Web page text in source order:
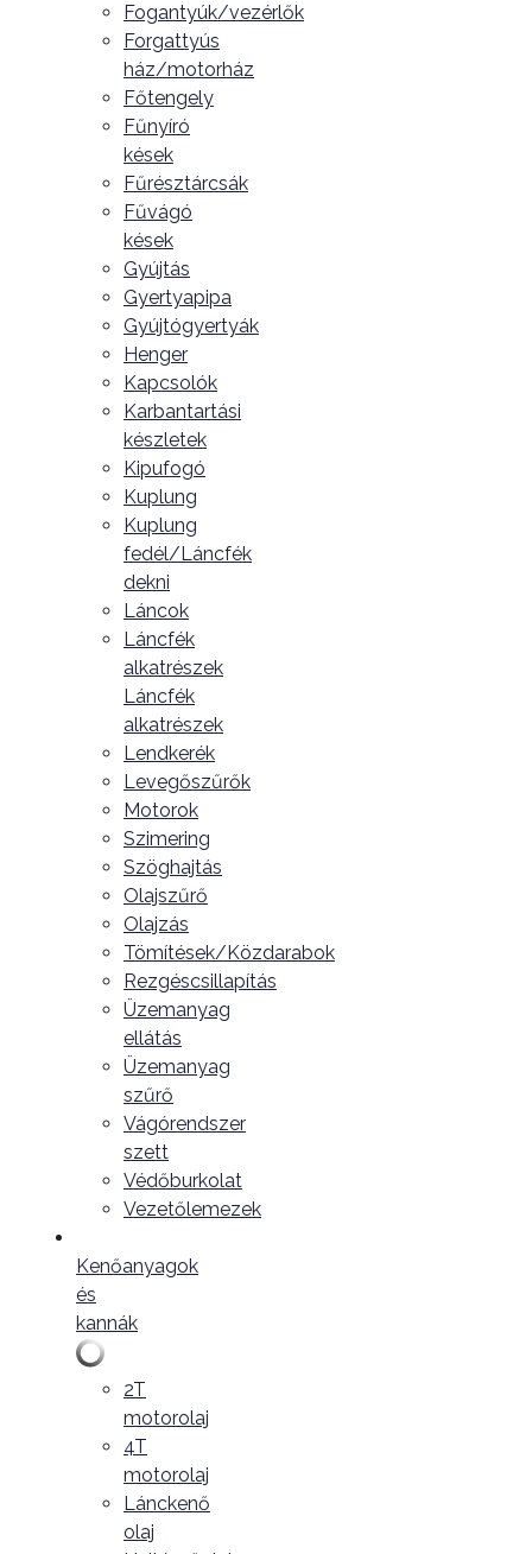
Fogantyúk/vezérlők
Forgattyús
ház/motorház
Főtengely
Fűnyíró
kések
Fűrésztárcsák
Fűvágó
kések
Gyújtás
Gyertyapipa
Gyújtógyertyák
Henger
Kapcsolók
Karbantartási
készletek
Kipufogó
Kuplung
Kuplung
fedél/Láncfék
dekni
Láncok
Láncfék
alkatrészek
Láncfék
alkatrészek
Lendkerék
Levegőszűrők
Motorok
Szimering
Szöghajtás
Olajszűrő
Olajzás
Tömítések/Közdarabok
Rezgéscsillapítás
Üzemanyag
ellátás
Üzemanyag
szűrő
Vágórendszer
szett
Védőburkolat
Vezetőlemezek
Kenőanyagok
és
kannák
2T
motorolaj
4T
motorolaj
Lánckenő
olaj